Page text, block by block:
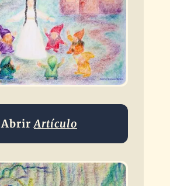
AbrirArtículo